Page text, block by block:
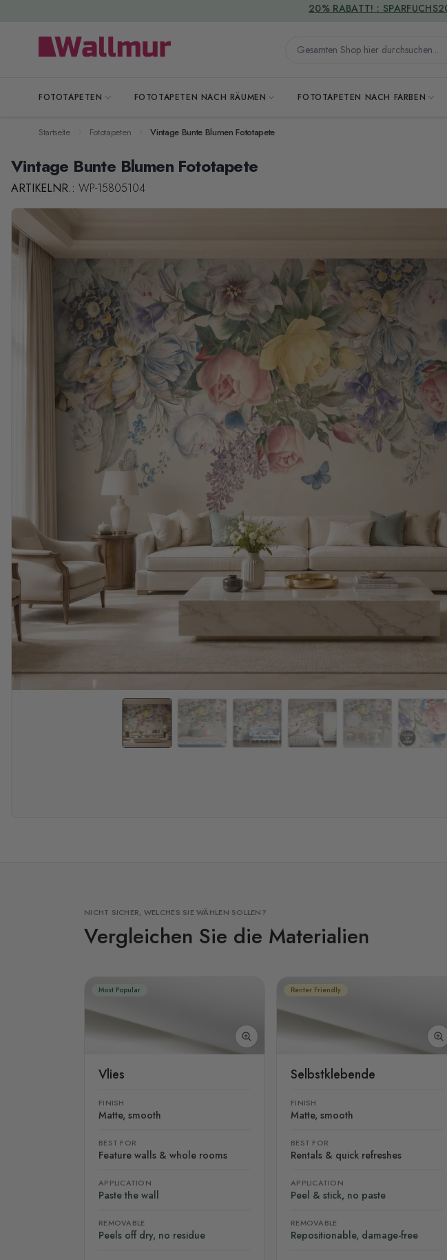
Gesamten Shop hier durchsuchen...
FOTOTAPETEN FOTOTAPETEN NACH RÄUMEN FOTOTAPETEN NACH FARBEN
VERSANDKOSTENFREI
Startseite Fototapeten Vintage Bunte Blumen Fototapete
Vintage Bunte Blumen Fototapete
ARTIKELNR.: WP-15805104
NICHT SICHER, WELCHES SIE WÄHLEN SOLLEN?
Vergleichen Sie die Materialien
Most Popular
Vlies
FINISH
Matte, smooth
BEST FOR
Feature walls & whole rooms
APPLICATION
Paste the wall
REMOVABLE
Peels off dry, no residue
Renter Friendly
Selbstklebende
FINISH
Matte, smooth
BEST FOR
Rentals & quick refreshes
APPLICATION
Peel & stick, no paste
REMOVABLE
Repositionable, damage-free